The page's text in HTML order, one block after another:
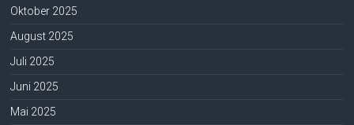
Oktober 2025
August 2025
Juli 2025
Juni 2025
Mai 2025